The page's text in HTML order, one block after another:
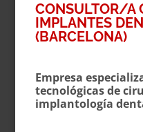
CONSULTOR/A
IMPLANTES
(BARCELONA)
Empresa
tecnológicas de
implantología